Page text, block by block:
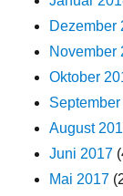
Dezember
November
Oktober
August
Juni 2017
Mai 2017